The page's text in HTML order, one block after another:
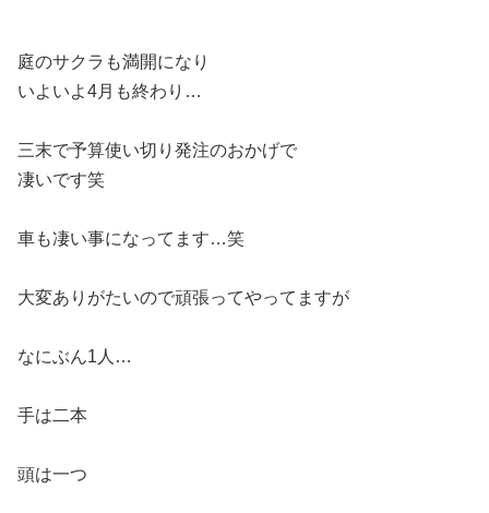
庭のサクラも満開になり
いよいよ4月も終わり…
三末で予算使い切り発注のおかげで
凄いです笑
車も凄い事になってます…笑
大変ありがたいので頑張ってやってますが
なにぶん1人…
手は二本
頭は一つ